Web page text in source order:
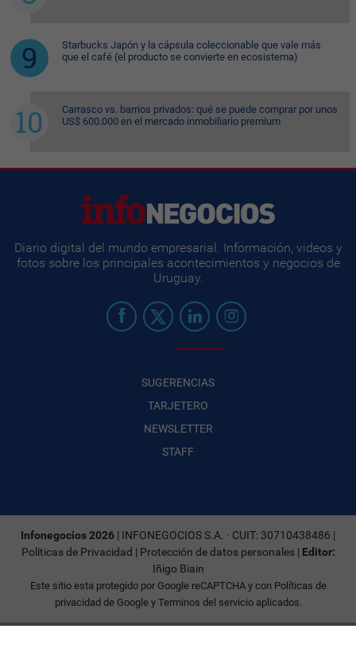
Starbucks Japón y la cápsula coleccionable que vale más
que el café (el producto se convierte en ecosistema)
Carrasco vs. barrios privados: qué se puede comprar por unos
US$ 600.000 en el mercado inmobiliario premium
Diario digital del mundo empresarial. Información, videos y
fotos sobre los principales acontecimientos y negocios de
Uruguay.
SUGERENCIAS
TARJETERO
NEWSLETTER
STAFF
Infonegocios 2026 | INFONEGOCIOS S.A. · CUIT: 30710438486 |
Políticas de Privacidad
Protección de datos personales| Editor:
Iñigo Biain
Este sitio esta protegido por Google reCAPTCHA y con Políticas de
privacidad de Googley Terminos del servicioaplicados.